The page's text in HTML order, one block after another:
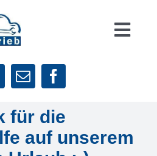
für die
auf unserem